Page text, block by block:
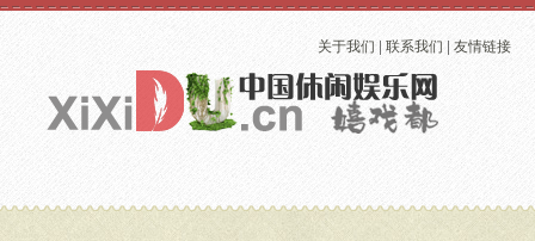
关于我们 | 联系我们 | 友情链接